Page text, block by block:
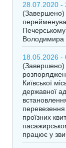
28.07.2020 -
Володимира
18.05.2026 -
(Завершено)
Київської
державної
перевезення
проїзних
працює у